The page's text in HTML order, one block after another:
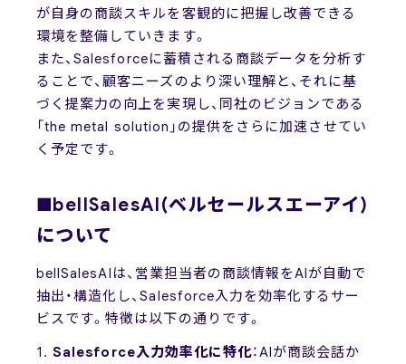
が自身の商談スキルを客観的に把握し改善できる
環境を整備していきます。
また、Salesforceに蓄積される商談データを分析す
ることで、顧客ニーズのより深い理解と、それに基
づく提案力の向上を実現し、同社のビジョンである
「the metal solution」の提供をさらに加速させてい
く予定です。
■bellSalesAI(ベルセールスエーアイ)
について
bellSalesAIは、営業担当者の商談情報をAIが自動で
抽出・構造化し、Salesforce入力を効率化するサー
ビスです。特徴は以下の通りです。
1.Salesforce入力効率化に特化：AIが商談会話か